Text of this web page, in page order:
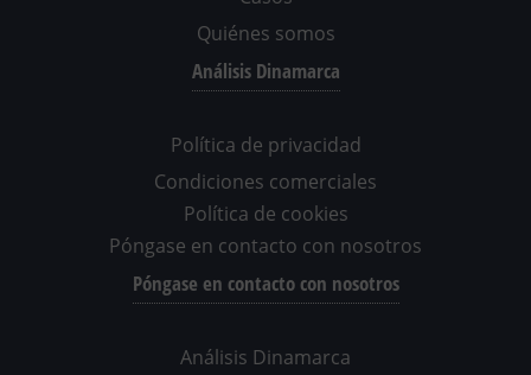
Quiénes somos
Análisis Dinamarca
Política de privacidad
Condiciones comerciales
Política de cookies
Póngase en contacto con nosotros
Póngase en contacto con nosotros
Análisis Dinamarca